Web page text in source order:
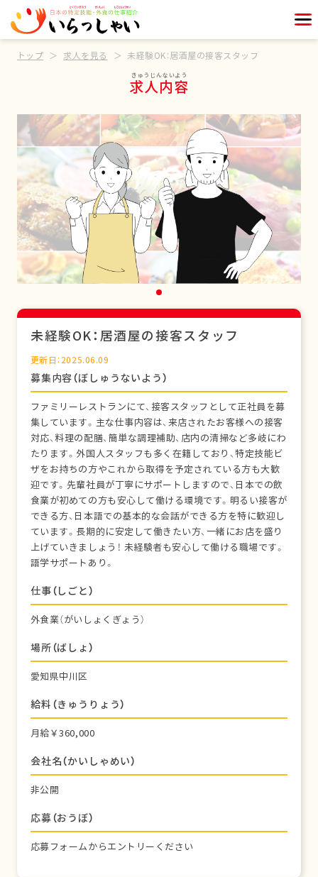
トップ 求人を見る 未経験OK：居酒屋の接客スタッフ
求人内容
未経験OK：居酒屋の接客スタッフ
更新日：2025.06.09
募集内容（ぼしゅうないよう）
ファミリーレストランにて、接客スタッフとして正社員を募
集しています。主な仕事内容は、来店されたお客様への接客
対応、料理の配膳、簡単な調理補助、店内の清掃など多岐にわ
たります。外国人スタッフも多く在籍しており、特定技能ビ
ザをお持ちの方やこれから取得を予定されている方も大歓
迎です。先輩社員が丁寧にサポートしますので、日本での飲
食業が初めての方も安心して働ける環境です。明るい接客が
できる方、日本語での基本的な会話ができる方を特に歓迎し
ています。長期的に安定して働きたい方、一緒にお店を盛り
上げていきましょう！ 未経験者も安心して働ける職場です。
語学サポートあり。
仕事（しごと）
外食業（がいしょくぎょう）
場所（ばしょ）
愛知県中川区
給料（きゅうりょう）
月給￥360,000
会社名（かいしゃめい）
非公開
応募（おうぼ）
応募フォームからエントリーください